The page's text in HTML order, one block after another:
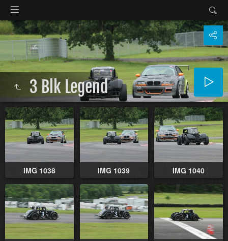
3 Blk Legend
IMG 1038 IMG 1039 IMG 1040